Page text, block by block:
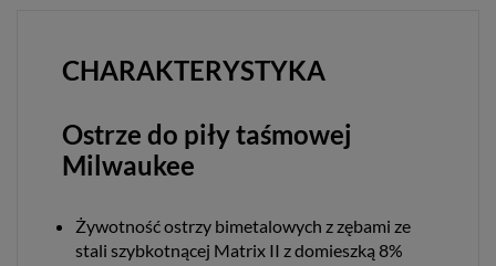
CHARAKTERYSTYKA
Ostrze do piły taśmowej
Milwaukee
Żywotność ostrzy bimetalowych z zębami ze
stali szybkotnącej Matrix II z domieszką 8%